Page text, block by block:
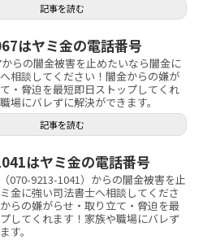
記事を読む
はヤミ金の電話番号
らの闇金被害を止めたいなら闇金に
相談してください！闇金からの嫌が
・脅迫を最短即日ストップしてくれ
場にバレずに解決ができます。
記事を読む
はヤミ金の電話番号
070-9213-1041）からの闇金被害を止
金に強い司法書士へ相談してくださ
らの嫌がらせ・取り立て・脅迫を最
してくれます！家族や職場にバレず
す。